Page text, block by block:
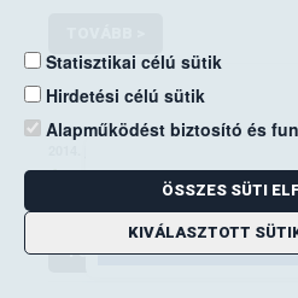
A mezei pocok elleni
a földhasználók kiemelt
TOVÁBB >
Statisztikai célú sütik
Hirdetési célú sütik
Alapműködést biztosító és
ÖSSZES SÜTI
KIVÁLASZTOTT